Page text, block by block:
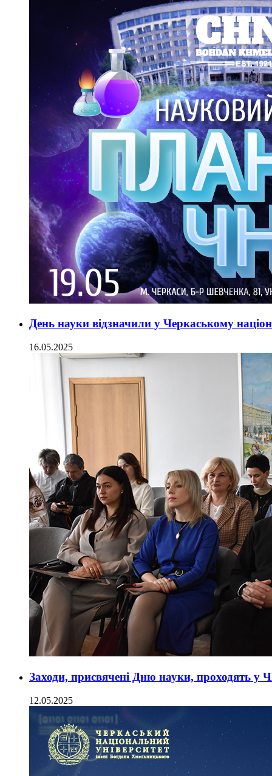
День науки відзначили у Черкаському
16.05.2025
Заходи, присвячені Дню науки, проходять у
12.05.2025